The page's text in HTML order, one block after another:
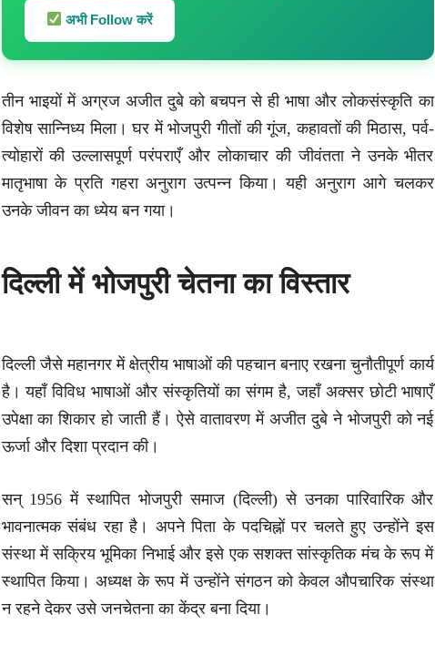
अभी Follow करें
तीन भाइयों में अग्रज अजीत दुबे को बचपन से ही भाषा और लोकसंस्कृति का
विशेष सान्निध्य मिला। घर में भोजपुरी गीतों की गूंज, कहावतों की मिठास, पर्व-
त्योहारों की उल्लासपूर्ण परंपराएँ और लोकाचार की जीवंतता ने उनके भीतर
मातृभाषा के प्रति गहरा अनुराग उत्पन्न किया। यही अनुराग आगे चलकर
उनके जीवन का ध्येय बन गया।
दिल्ली में भोजपुरी चेतना का विस्तार
दिल्ली जैसे महानगर में क्षेत्रीय भाषाओं की पहचान बनाए रखना चुनौतीपूर्ण कार्य
है। यहाँ विविध भाषाओं और संस्कृतियों का संगम है, जहाँ अक्सर छोटी भाषाएँ
उपेक्षा का शिकार हो जाती हैं। ऐसे वातावरण में अजीत दुबे ने भोजपुरी को नई
ऊर्जा और दिशा प्रदान की।
सन् 1956 में स्थापित भोजपुरी समाज (दिल्ली) से उनका पारिवारिक और
भावनात्मक संबंध रहा है। अपने पिता के पदचिह्नों पर चलते हुए उन्होंने इस
संस्था में सक्रिय भूमिका निभाई और इसे एक सशक्त सांस्कृतिक मंच के रूप में
स्थापित किया। अध्यक्ष के रूप में उन्होंने संगठन को केवल औपचारिक संस्था
न रहने देकर उसे जनचेतना का केंद्र बना दिया।